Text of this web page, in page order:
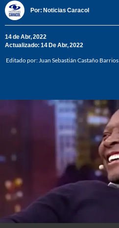
Por: Noticias Caracol
14 de Abr, 2022
Actualizado: 14 De Abr, 2022
Editado por: Juan Sebastián Castaño Barrios